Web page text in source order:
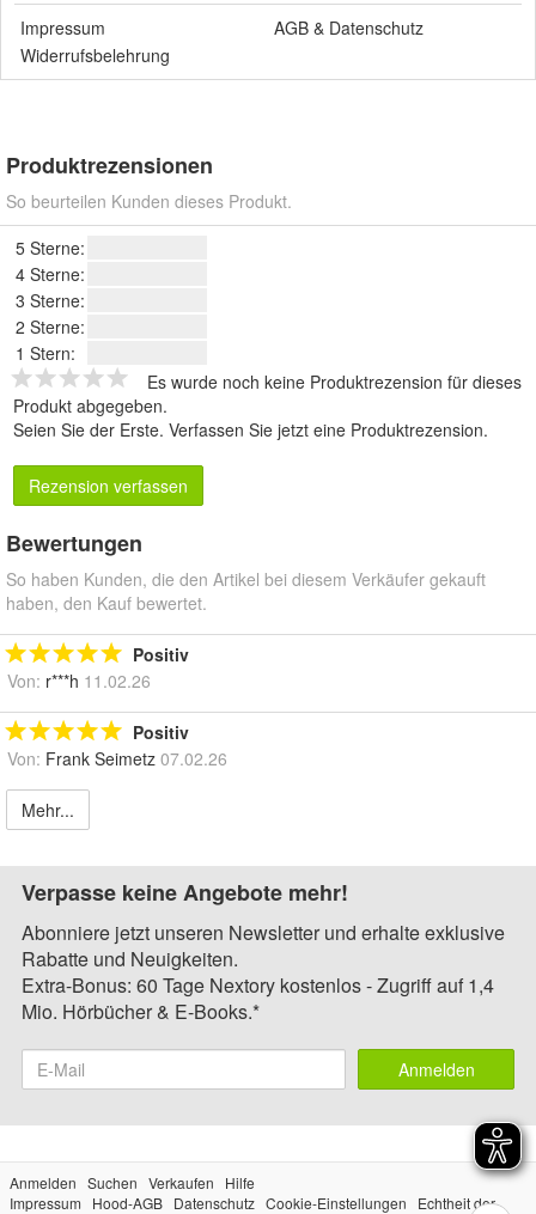
Impressum
AGB & Datenschutz
Widerrufsbelehrung
Produktrezensionen
So beurteilen Kunden dieses Produkt.
5 Sterne:
4 Sterne:
3 Sterne:
2 Sterne:
1 Stern:
Es wurde noch keine Produktrezension für dieses
Produkt abgegeben.
Seien Sie der Erste. Verfassen Sie jetzt eine Produktrezension.
Rezension verfassen
Bewertungen
So haben Kunden, die den Artikel bei diesem Verkäufer gekauft
haben, den Kauf bewertet.
Positiv
Von: r***h 11.02.26
Positiv
Von: Frank Seimetz 07.02.26
Mehr...
Verpasse keine Angebote mehr!
Abonniere jetzt unseren Newsletter und erhalte exklusive
Rabatte und Neuigkeiten.
Extra-Bonus: 60 Tage Nextory kostenlos - Zugriff auf 1,4
Mio. Hörbücher & E-Books.*
Anmelden
Anmelden Suchen Verkaufen
Hilfe
Impressum
Hood-AGB Datenschutz Cookie-Einstellungen
Echtheit der